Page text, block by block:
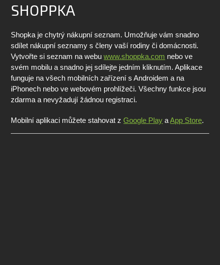
SHOPPKA
Shopka je chytrý nákupní seznam. Umožňuje vám snadno
sdílet nákupní seznamy s členy vaší rodiny či domácnosti.
Vytvořte si seznam na webuwww.shoppka.com nebo ve
svém mobilu a snadno jej sdílejte jedním kliknutím. Aplikace
funguje na všech mobilních zařízení s Androidem a na
iPhonech nebo ve webovém prohlížeči. Všechny funkce jsou
zdarma a nevyžadují žádnou registraci.
Mobilní aplikaci můžete stahovat zGoogle Play aApp Store.